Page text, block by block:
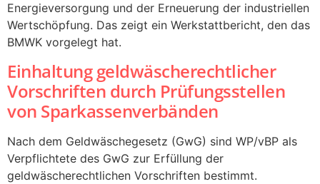
Energieversorgung und der Erneuerung der industriellen
Wertschöpfung. Das zeigt ein Werkstattbericht, den das
BMWK vorgelegt hat.
Einhaltung geldwäscherechtlicher
Vorschriften durch Prüfungsstellen
von Sparkassenverbänden
Nach dem Geldwäschegesetz (GwG) sind WP/vBP als
Verpflichtete des GwG zur Erfüllung der
geldwäscherechtlichen Vorschriften bestimmt.